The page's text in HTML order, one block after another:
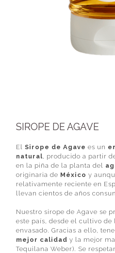
SIROPE DE AGAVE
El Sirope de Agave es un
natural, producido a partir
en la piña de la planta del
originaria de México y
relativamente reciente en
llevan cientos de años
Nuestro sirope de Agave se
este país, desde el cultivo de
envasado. Gracias a ello,
mejor calidad y la mejor
Tequilana Weber). Se